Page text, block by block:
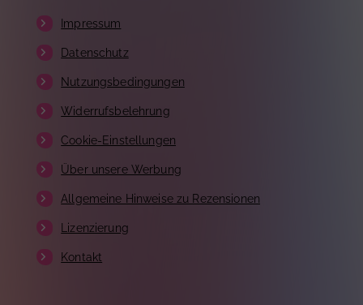
Impressum
Datenschutz
Nutzungsbedingungen
Widerrufsbelehrung
Cookie-Einstellungen
Über unsere Werbung
Allgemeine Hinweise zu Rezensionen
Lizenzierung
Kontakt